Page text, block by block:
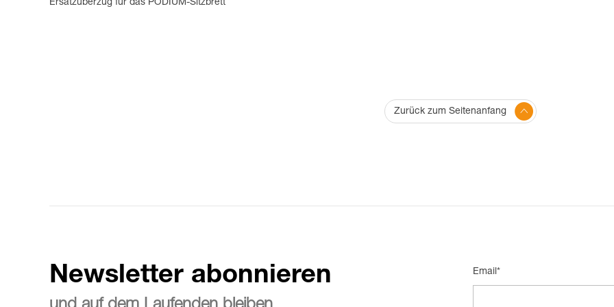
Ersatzüberzug für das PODIUM-Sitzbrett
Zurück zum Seitenanfang
Newsletter abonnieren Email*